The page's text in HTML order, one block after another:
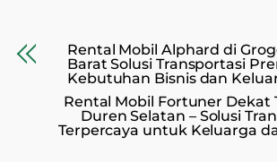
Rental Mobil Alphard di
Barat Solusi Transportasi
Kebutuhan Bisnis dan
Rental Mobil Fortuner Dekat
Duren Selatan – Solusi
Terpercaya untuk Keluarga